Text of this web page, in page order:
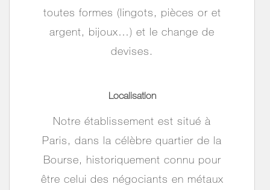
toutes formes (lingots, pièces or et
argent, bijoux…) et le change de
devises.
Localisation
Notre établissement est situé à
Paris, dans la célèbre quartier de la
Bourse, historiquement connu pour
être celui des négociants en métaux